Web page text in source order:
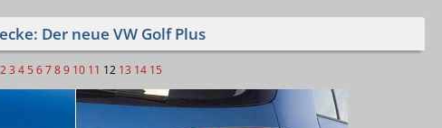
Der neue VW Golf Plus
2 3 4 5 6 7 8 9 10 11 12 13 14 15